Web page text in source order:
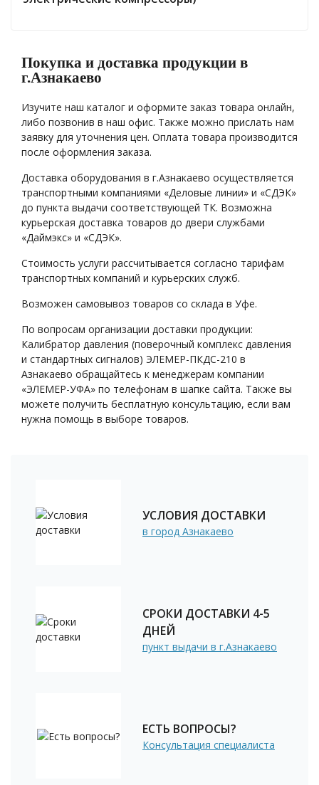
Покупка и доставка продукции в
г.Азнакаево
Изучите наш каталог и оформите заказ товара онлайн,
либо позвонив в наш офис. Также можно прислать нам
заявку для уточнения цен. Оплата товара производится
после оформления заказа.
Доставка оборудования в г.Азнакаево осуществляется
транспортными компаниями «Деловые линии» и «СДЭК»
до пункта выдачи соответствующей ТК. Возможна
курьерская доставка товаров до двери службами
«Даймэкс» и «СДЭК».
Стоимость услуги рассчитывается согласно тарифам
транспортных компаний и курьерских служб.
Возможен самовывоз товаров со склада в Уфе.
По вопросам организации доставки продукции:
Калибратор давления (поверочный комплекс давления
и стандартных сигналов) ЭЛЕМЕР-ПКДС-210 в
Азнакаево обращайтесь к менеджерам компании
«ЭЛЕМЕР-УФА» по телефонам в шапке сайта. Также вы
можете получить бесплатную консультацию, если вам
нужна помощь в выборе товаров.
УСЛОВИЯ ДОСТАВКИ
в город Азнакаево
СРОКИ ДОСТАВКИ 4-5
ДНЕЙ
пункт выдачи в г.Азнакаево
ЕСТЬ ВОПРОСЫ?
Консультация специалиста